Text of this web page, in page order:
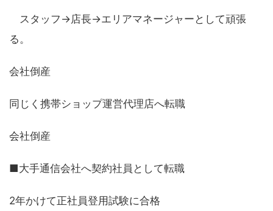
スタッフ→店長→エリアマネージャーとして頑張
る。
会社倒産
同じく携帯ショップ運営代理店へ転職
会社倒産
■大手通信会社へ契約社員として転職
2年かけて正社員登用試験に合格